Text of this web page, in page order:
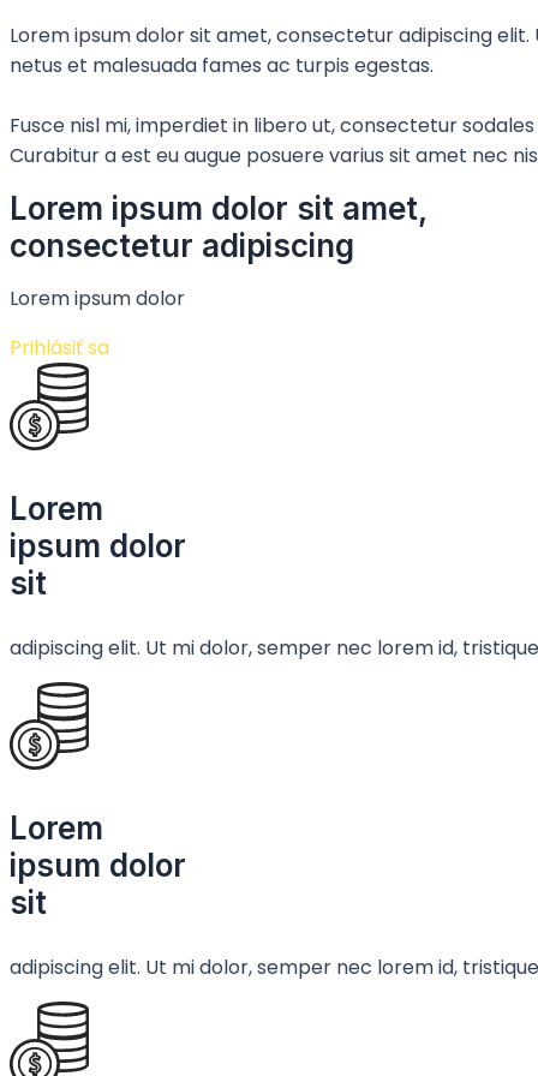
Lorem ipsum dolor sit amet, consectetur adipiscing
netus et malesuada fames ac turpis egestas.
Fusce nisl mi, imperdiet in libero ut, consectetur
Curabitur a est eu augue posuere varius sit amet nec
Lorem ipsum dolor sit amet,
consectetur adipiscing
Lorem ipsum dolor
Prihlásiť sa
Lorem
ipsum dolor
sit
adipiscing elit. Ut mi dolor, semper nec lorem id,
Lorem
ipsum dolor
sit
adipiscing elit. Ut mi dolor, semper nec lorem id,